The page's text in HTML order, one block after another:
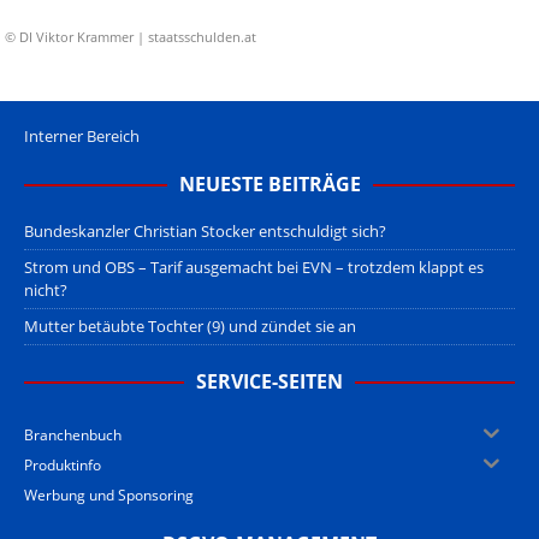
© DI Viktor Krammer | staatsschulden.at
Interner Bereich
NEUESTE BEITRÄGE
Bundeskanzler Christian Stocker entschuldigt sich?
Strom und OBS – Tarif ausgemacht bei EVN – trotzdem klappt es
nicht?
Mutter betäubte Tochter (9) und zündet sie an
SERVICE-SEITEN
Branchenbuch
Produktinfo
Werbung und Sponsoring